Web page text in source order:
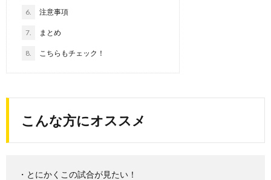
6. 注意事項
7. まとめ
8. こちらもチェック！
こんな方にオススメ
・とにかくこの試合が見たい！